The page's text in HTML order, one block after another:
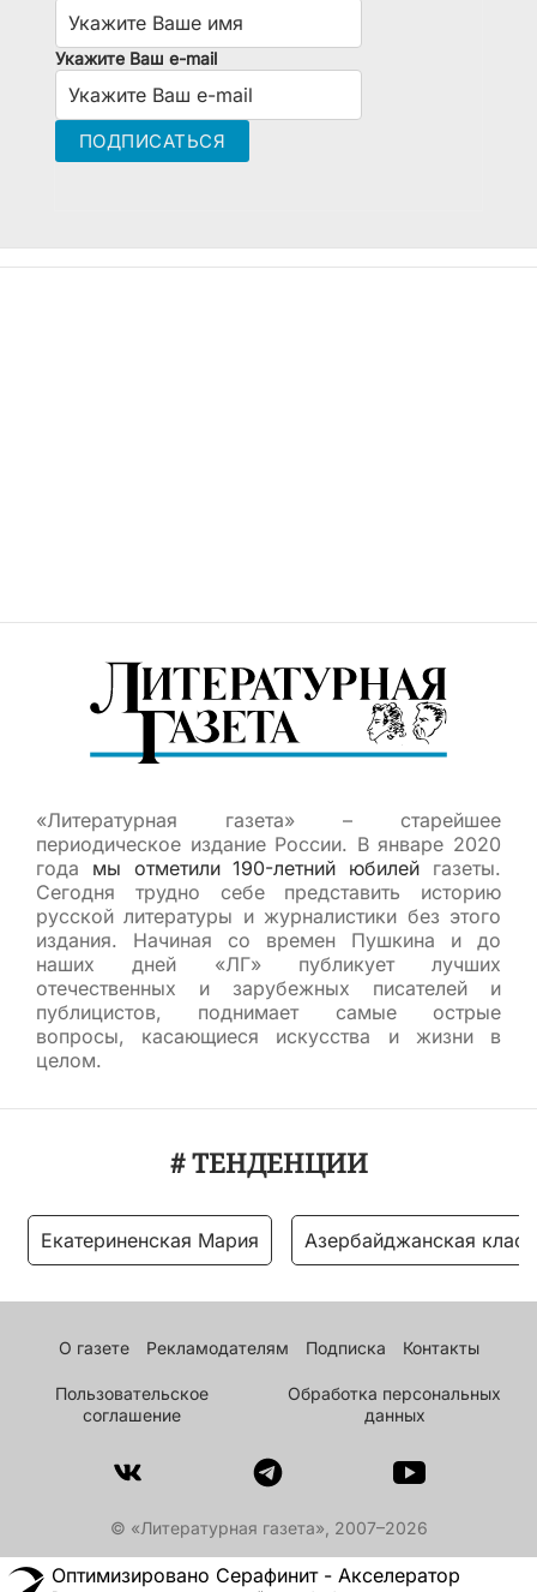
Укажите Ваш e-mail
«Литературная газета» – старейшее
периодическое издание России. В январе 2020
года мы отметили 190-летний юбилей газеты.
Сегодня трудно себе представить историю
русской литературы и журналистики без этого
издания. Начиная со времен Пушкина и до
наших дней «ЛГ» публикует лучших
отечественных и зарубежных писателей и
публицистов, поднимает самые острые
вопросы, касающиеся искусства и жизни в
целом.
# ТЕНДЕНЦИИ
Екатериненская Мария Азербайджанская
О газете Рекламодателям Подписка Контакты
Пользовательское
соглашение
Обработка персональных
данных
© «Литературная газета», 2007–2026
Оптимизировано Серафинит - Акселератор